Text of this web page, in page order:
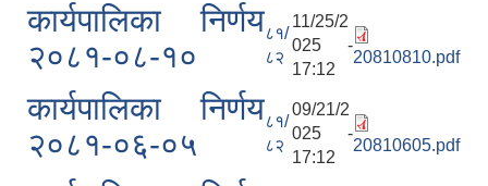
कार्यपालिका निर्णय
२०८१-०८-१०
८१/
८२
11/25/2
025 -
17:12
20810810.pdf
कार्यपालिका निर्णय
२०८१-०६-०५
८१/
८२
09/21/2
025 -
17:12
20810605.pdf